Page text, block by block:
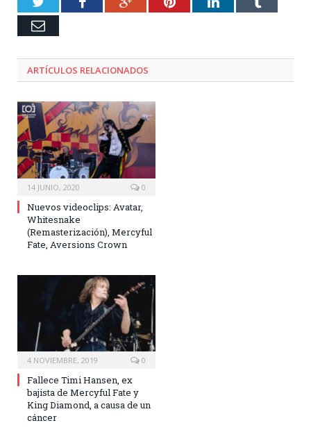
Email
ARTÍCULOS RELACIONADOS
14 JUNIO, 2020 0
Nuevos videoclips: Avatar,
Whitesnake
(Remasterización), Mercyful
Fate, Aversions Crown
4 NOVIEMBRE, 2019 0
Fallece Timi Hansen, ex
bajista de Mercyful Fate y
King Diamond, a causa de un
cáncer